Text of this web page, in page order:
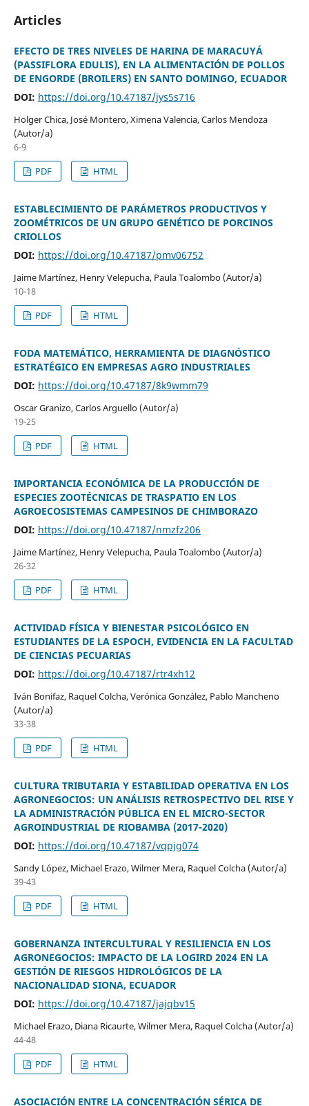
Articles
EFECTO DE TRES NIVELES DE HARINA DE MARACUYÁ
(PASSIFLORA EDULIS), EN LA ALIMENTACIÓN DE POLLOS
DE ENGORDE (BROILERS) EN SANTO DOMINGO, ECUADOR
DOI: https://doi.org/10.47187/jys5s716
Holger Chica, José Montero, Ximena Valencia, Carlos Mendoza
(Autor/a)
6-9
PDF
HTML
ESTABLECIMIENTO DE PARÁMETROS PRODUCTIVOS Y
ZOOMÉTRICOS DE UN GRUPO GENÉTICO DE PORCINOS
CRIOLLOS
DOI: https://doi.org/10.47187/pmv06752
Jaime Martínez, Henry Velepucha, Paula Toalombo (Autor/a)
10-18
PDF
HTML
FODA MATEMÁTICO, HERRAMIENTA DE DIAGNÓSTICO
ESTRATÉGICO EN EMPRESAS AGRO INDUSTRIALES
DOI: https://doi.org/10.47187/8k9wmm79
Oscar Granizo, Carlos Arguello (Autor/a)
19-25
PDF
HTML
IMPORTANCIA ECONÓMICA DE LA PRODUCCIÓN DE
ESPECIES ZOOTÉCNICAS DE TRASPATIO EN LOS
AGROECOSISTEMAS CAMPESINOS DE CHIMBORAZO
DOI: https://doi.org/10.47187/nmzfz206
Jaime Martínez, Henry Velepucha, Paula Toalombo (Autor/a)
26-32
PDF
HTML
ACTIVIDAD FÍSICA Y BIENESTAR PSICOLÓGICO EN
ESTUDIANTES DE LA ESPOCH, EVIDENCIA EN LA FACULTAD
DE CIENCIAS PECUARIAS
DOI: https://doi.org/10.47187/rtr4xh12
Iván Bonifaz, Raquel Colcha, Verónica González, Pablo Mancheno
(Autor/a)
33-38
PDF
HTML
CULTURA TRIBUTARIA Y ESTABILIDAD OPERATIVA EN LOS
AGRONEGOCIOS: UN ANÁLISIS RETROSPECTIVO DEL RISE Y
LA ADMINISTRACIÓN PÚBLICA EN EL MICRO-SECTOR
AGROINDUSTRIAL DE RIOBAMBA (2017-2020)
DOI: https://doi.org/10.47187/vqpjg074
Sandy López, Michael Erazo, Wilmer Mera, Raquel Colcha (Autor/a)
39-43
PDF
HTML
GOBERNANZA INTERCULTURAL Y RESILIENCIA EN LOS
AGRONEGOCIOS: IMPACTO DE LA LOGIRD 2024 EN LA
GESTIÓN DE RIESGOS HIDROLÓGICOS DE LA
NACIONALIDAD SIONA, ECUADOR
DOI: https://doi.org/10.47187/jajqbv15
Michael Erazo, Diana Ricaurte, Wilmer Mera, Raquel Colcha (Autor/a)
44-48
PDF
HTML
ASOCIACIÓN ENTRE LA CONCENTRACIÓN SÉRICA DE